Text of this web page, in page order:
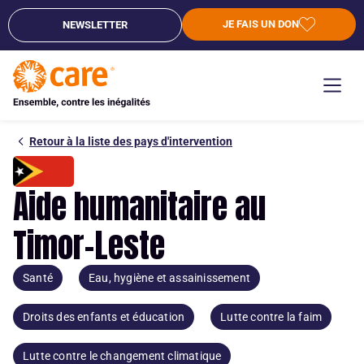
NEWSLETTER JE FAIS UN DON
Retour à la liste des pays d'intervention
Aide humanitaire au
Timor-Leste
Santé Eau, hygiène et assainissement
Droits des enfants et éducation Lutte contre la faim
Lutte contre le changement climatique